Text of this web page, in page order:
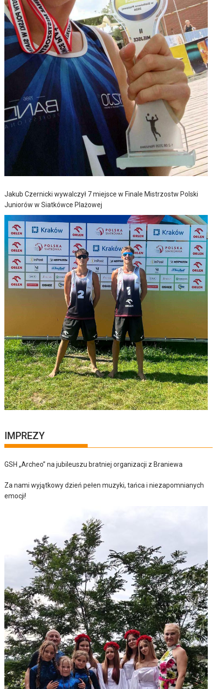
Jakub Czernicki wywalczył 7 miejsce w Finale Mistrzostw Polski
Juniorów w Siatkówce Plażowej
IMPREZY
GSH „Archeo” na jubileuszu bratniej organizacji z Braniewa
Za nami wyjątkowy dzień pełen muzyki, tańca i niezapomnianych
emocji!